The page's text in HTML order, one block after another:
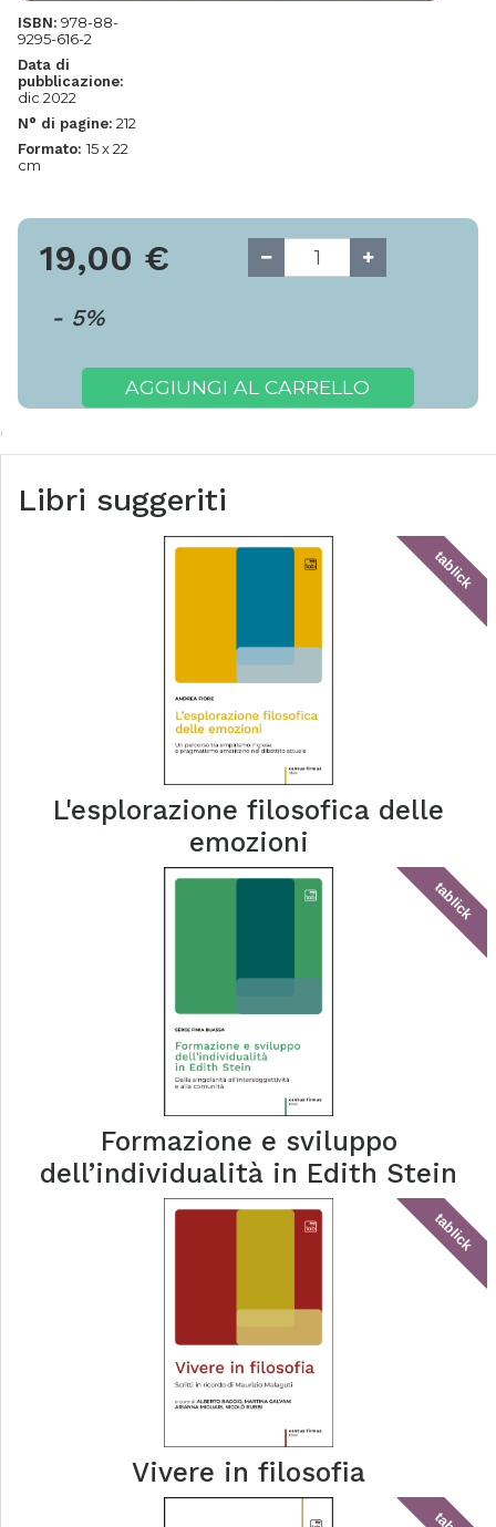
ISBN: 978-88-
9295-616-2
Data di
pubblicazione:
dic 2022
N° di pagine: 212
Formato: 15 x 22
cm
19,00 €
- 5%
AGGIUNGI AL CARRELLO
Libri suggeriti
tablick
L'esplorazione filosofica delle
emozioni
tablick
Formazione e sviluppo
dell’individualità in Edith Stein
tablick
Vivere in filosofia